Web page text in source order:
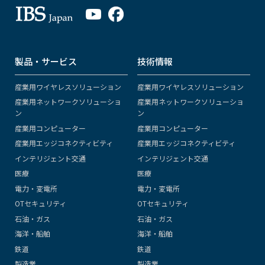
製品・サービス
産業用ワイヤレスソリューション
産業用ネットワークソリューショ
ン
産業用コンピューター
産業用エッジコネクティビティ
インテリジェント交通
医療
電力・変電所
OTセキュリティ
石油・ガス
海洋・船舶
鉄道
技術情報
産業用ワイヤレスソリューション
産業用ネットワークソリューショ
ン
産業用コンピューター
産業用エッジコネクティビティ
インテリジェント交通
医療
電力・変電所
OTセキュリティ
石油・ガス
海洋・船舶
鉄道